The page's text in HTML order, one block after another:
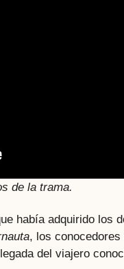
de la trama.
había adquirido los
, los
del viajero